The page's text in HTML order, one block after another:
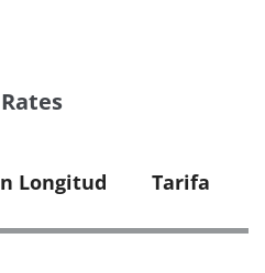
Longitud Tarifa